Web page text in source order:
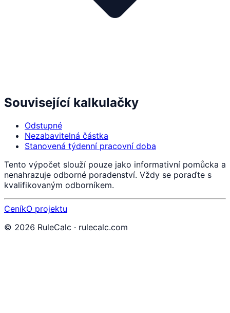
Související kalkulačky
Odstupné
Nezabavitelná částka
Stanovená týdenní pracovní doba
Tento výpočet slouží pouze jako informativní pomůcka a
nenahrazuje odborné poradenství. Vždy se poraďte s
kvalifikovaným odborníkem.
CeníkO projektu
© 2026 RuleCalc · rulecalc.com